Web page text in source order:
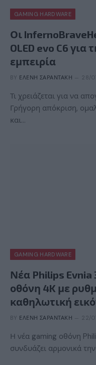
GAMING HARDWARE
Οι
OLED evo C6
εμπειρία
BY ΕΛΈΝΗ ΣΑΡΑΝΤΆΚΗ 28/
Τι χρειάζεται για να
Γρήγορη απόκριση,
και…
GAMING HARDWARE
Νέα Philips Evnia
οθόνη 4K με
καθηλωτική
BY ΕΛΈΝΗ ΣΑΡΑΝΤΆΚΗ 22/
Η νέα gaming οθόνη
συνδυάζει αρμονικά